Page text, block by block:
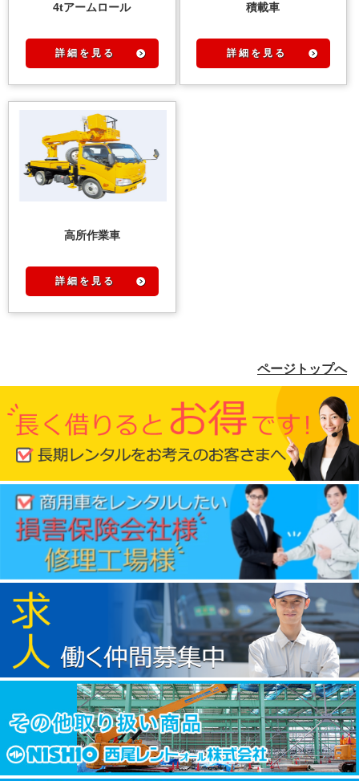
4tアームロール
詳 細 を 見 る
積載車
詳 細 を 見 る
高所作業車
詳 細 を 見 る
ページトップへ